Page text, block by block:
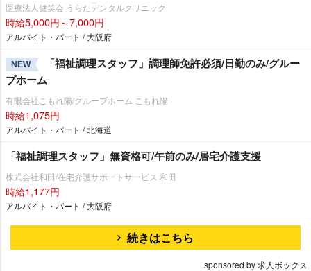
医療法人健笑会 うらたデンタルクリニック
時給5,000円～7,000円
アルバイト・パート / 大阪府
NEW
「福祉調理スタッフ」調理師免許必須/日勤のみ/グルー
プホーム
有限会社こもれ陽/グループホーム こもれ陽
時給1,075円
アルバイト・パート / 北海道
「福祉調理スタッフ」無資格可/午前のみ/居宅介護支援
株式会社和田/在宅介護サポートサービス 和田
時給1,177円
アルバイト・パート / 大阪府
続きはこちら
sponsored by 求人ボックス